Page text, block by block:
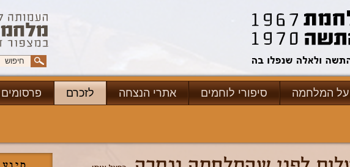
על המלחמה סיפורי לוחמים אתרי הנצחה לזכרם פרסומים